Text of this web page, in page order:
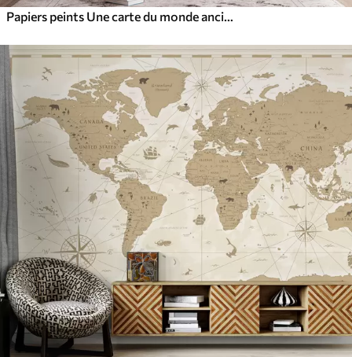
Papiers peints Une carte du monde ancienne